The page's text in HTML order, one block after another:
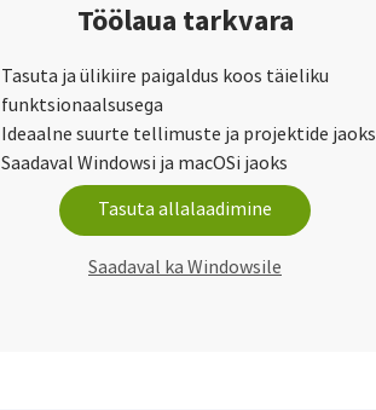
Töölaua tarkvara
Tasuta ja ülikiire paigaldus koos täieliku
funktsionaalsusega
Ideaalne suurte tellimuste ja projektide jaoks
Saadaval Windowsi ja macOSi jaoks
Tasuta allalaadimine
Saadaval ka Windowsile